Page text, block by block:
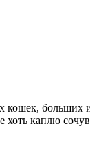
кошек, больших
хоть каплю